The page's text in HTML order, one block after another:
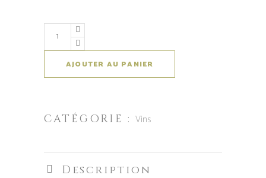
AJOUTER AU PANIER
CATÉGORIE :Vins
Description